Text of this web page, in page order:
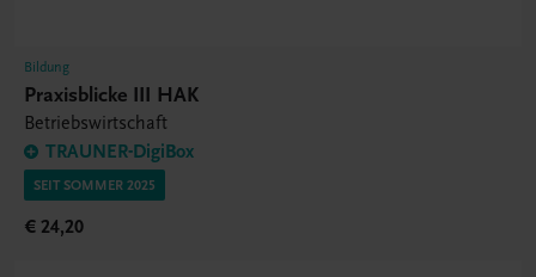
Bildung
Praxisblicke III HAK
Betriebswirtschaft
TRAUNER-DigiBox
SEIT SOMMER 2025
€ 24,20